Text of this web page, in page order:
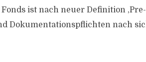
ist nach neuer Definition
Dokumentationspflichten nach